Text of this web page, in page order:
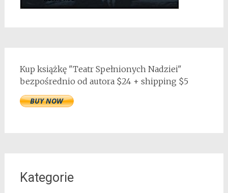
Kup książkę "Teatr Spełnionych Nadziei"
bezpośrednio od autora $24 + shipping $5
Kategorie